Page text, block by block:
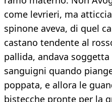
come levrieri, ma
spinone aveva, di quel
castano tendente al
pallida, andava
sanguigni quando
poppata, e allora le
bistecche pronte per la